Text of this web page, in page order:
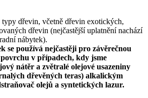
dřevin, včetně dřevin exotických,
dřevin (nejčastější uplatnění nachází
nábytek).
se používá nejčastěji pro závěrečnou
v případech, kdy jsme
nátěr a zvětralé olejové usazeniny
dřevěných teras) alkalickým
olejů a syntetických lazur.